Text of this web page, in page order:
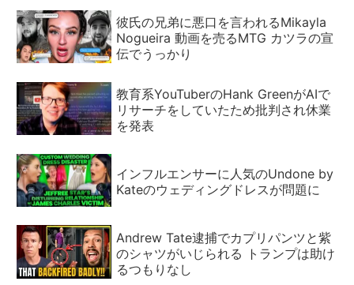
彼氏の兄弟に悪口を言われるMikayla
Nogueira 動画を売るMTG カツラの宣
伝でうっかり
教育系YouTuberのHank GreenがAIで
リサーチをしていたため批判され休業
を発表
インフルエンサーに人気のUndone by
Kateのウェディングドレスが問題に
Andrew Tate逮捕でカプリパンツと紫
のシャツがいじられる トランプは助け
るつもりなし